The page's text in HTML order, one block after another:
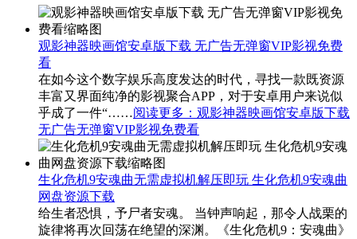
观影神器映画馆安卓版下载 无广告无弹窗VIP影视免费
看
在如今这个数字娱乐高度发达的时代，寻找一款既资源
丰富又界面纯净的影视聚合APP，对于安卓用户来说似
乎成了一件“……阅读更多 ：观影神器映画馆安卓版下载
无广告无弹窗VIP影视免费看
生化危机9安魂曲无需虚拟机解压即玩 生化危机9安魂曲
网盘资源下载
给生者恐惧，予尸者安魂。 当钟声响起，那令人战栗的
旋律将再次回荡在绝望的深渊。《生化危机9：安魂曲》